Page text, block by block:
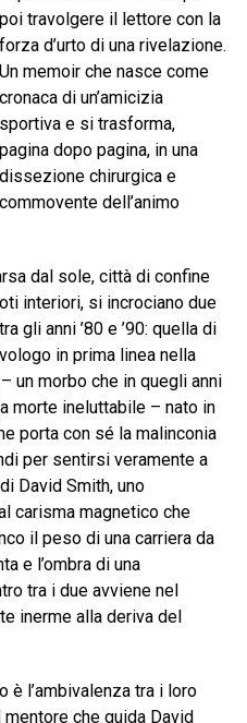
poi travolgere il lettore con la
forza d’urto di una rivelazione.
Un memoir che nasce come
cronaca di un’amicizia
sportiva e si trasforma,
pagina dopo pagina, in una
dissezione chirurgica e
commovente dell’animo
dal sole, città di confine
interiori, si incrociano due
gli anni ’80 e ’90: quella di
in prima linea nella
un morbo che in quegli anni
morte ineluttabile – nato in
porta con sé la malinconia
per sentirsi veramente a
David Smith, uno
carisma magnetico che
il peso di una carriera da
e l’ombra di una
tra i due avviene nel
inerme alla deriva del
è l’ambivalenza tra i loro
che guida David